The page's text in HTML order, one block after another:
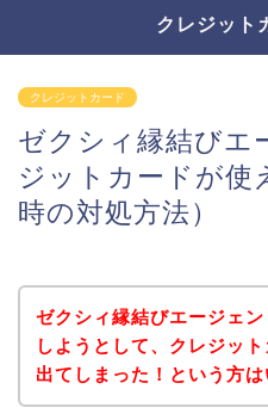
クレジット
クレジットカード
ゼクシィ縁結びエ
ジットカードが使
時の対処方法）
ゼクシィ縁結びエージェ
しようとして、クレジッ
出てしまった！という方は